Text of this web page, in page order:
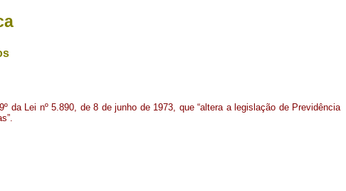
da Lei nº 5.890, de 8 de junho de 1973, que “altera a legislação de Previdência